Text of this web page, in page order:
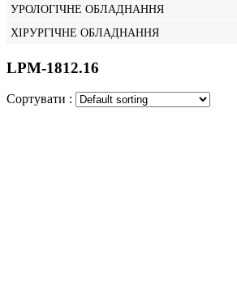
УРОЛОГІЧНЕ ОБЛАДНАННЯ
ХІРУРГІЧНЕ ОБЛАДНАННЯ
LPM-1812.16
Сортувати :